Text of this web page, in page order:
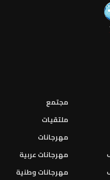
مجتمع
ملتقيات
مهرجانات
مهرجانات عربية
مهرجانات وطنية